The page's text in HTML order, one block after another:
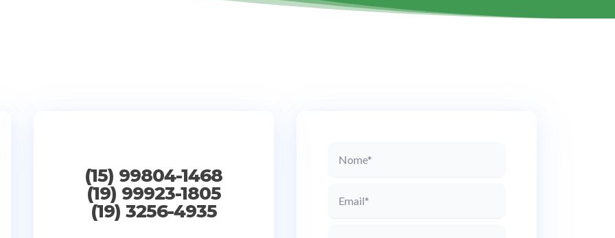
(15) 99804-1468
(19) 99923-1805
(19) 3256-4935